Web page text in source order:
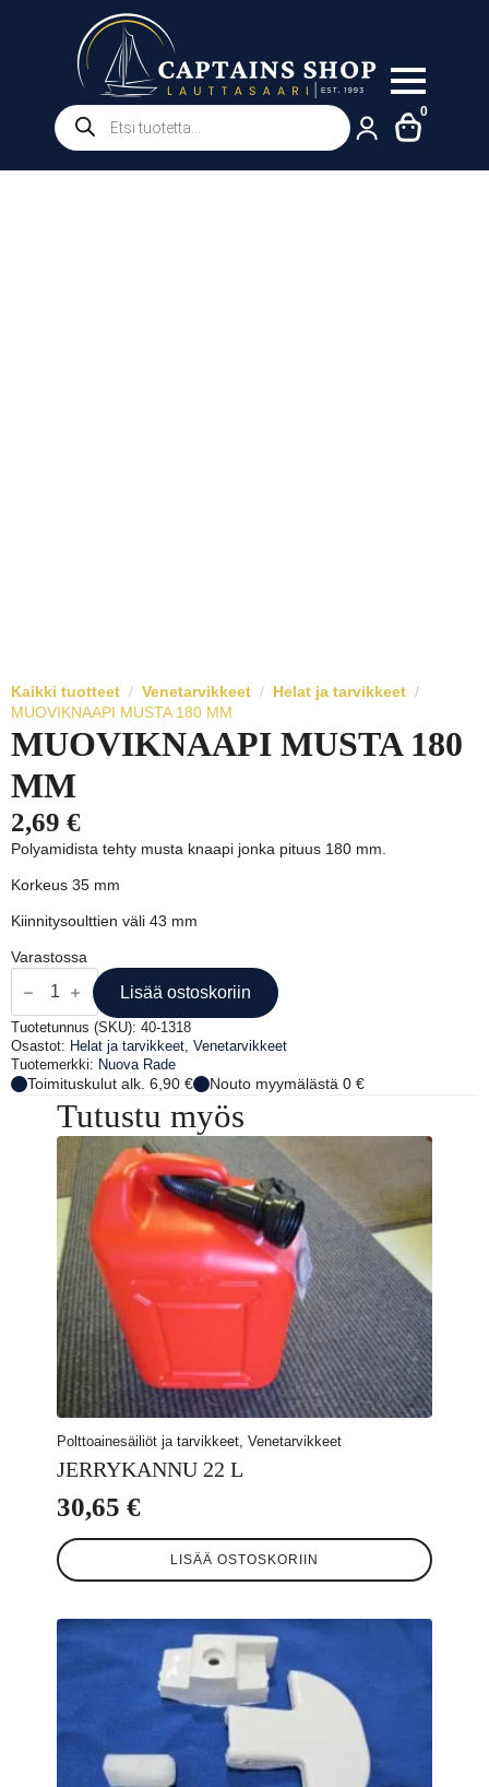
Products
search
0
Kaikki tuotteet Venetarvikkeet
Helat ja tarvikkeet
MUOVIKNAAPI MUSTA 180 MM
MUOVIKNAAPI MUSTA 180
MM
2,69 €
Polyamidista tehty musta knaapi jonka pituus 180 mm.
Korkeus 35 mm
Kiinnitysoulttien väli 43 mm
Varastossa
MUOVIKNAAPI
MUSTA
180
MM
määrä
Lisää ostoskoriin
Tuotetunnus (SKU): 40-1318
Osastot: Helat ja tarvikkeet Venetarvikkeet
Tuotemerkki: Nuova Rade
Toimituskulut alk. 6,90 € Nouto myymälästä 0 €
Tutustu myös
Polttoainesäiliöt ja tarvikkeet, Venetarvikkeet
JERRYKANNU 22 L
30,65 €
LISÄÄ OSTOSKORIIN